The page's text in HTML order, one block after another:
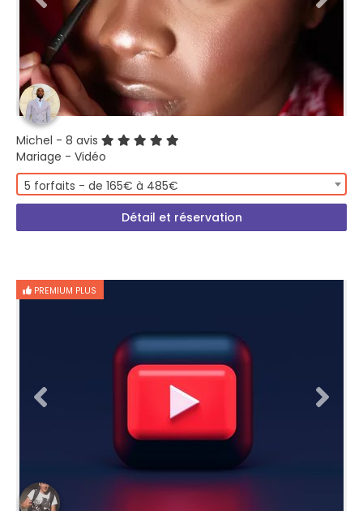
Michel - 8 avis
Mariage - Vidéo
5 forfaits - de 165€ à 485€
Détail et réservation
PREMIUM PLUS